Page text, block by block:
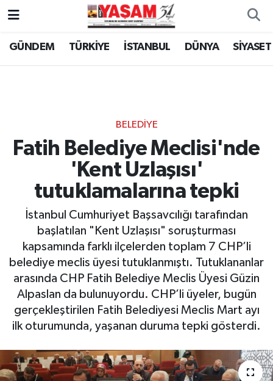
GÜNDEM TÜRKİYE İSTANBUL DÜNYA SİYASET
BELEDİYE
Fatih Belediye Meclisi'nde
'Kent Uzlaşısı'
tutuklamalarına tepki
İstanbul Cumhuriyet Başsavcılığı tarafından
başlatılan "Kent Uzlaşısı" soruşturması
kapsamında farklı ilçelerden toplam 7 CHP’li
belediye meclis üyesi tutuklanmıştı. Tutuklananlar
arasında CHP Fatih Belediye Meclis Üyesi Güzin
Alpaslan da bulunuyordu. CHP’li üyeler, bugün
gerçekleştirilen Fatih Belediyesi Meclis Mart ayı
ilk oturumunda, yaşanan duruma tepki gösterdi.